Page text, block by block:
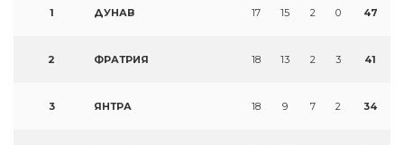
1 ДУНАВ 17 15 2 0 47
2 ФРАТРИЯ 18 13 2 3 41
3 ЯНТРА 18 9 7 2 34